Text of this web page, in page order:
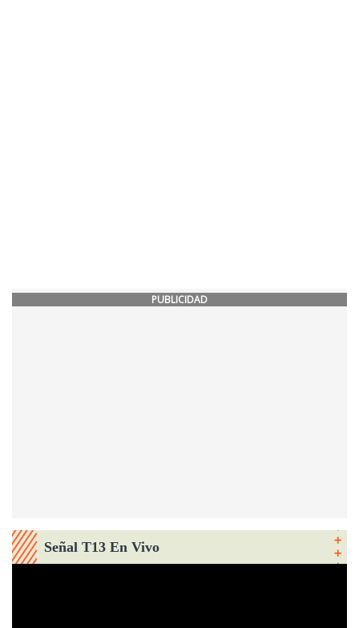
PUBLICIDAD
Señal T13 En Vivo